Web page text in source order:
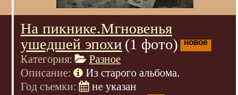
На пикнике.Мгновенья
ушедшей эпохи (1 фото) новое
Категория:
Разное
Описание:
Из старого альбома.
Год съемки:
не указан